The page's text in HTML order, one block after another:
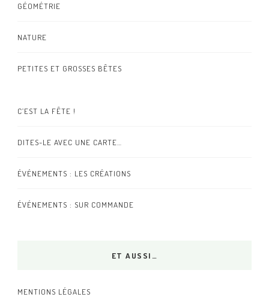
GÉOMÉTRIE
NATURE
PETITES ET GROSSES BÊTES
C’EST LA FÊTE !
DITES-LE AVEC UNE CARTE…
ÉVÉNEMENTS : LES CRÉATIONS
ÉVÉNEMENTS : SUR COMMANDE
ET AUSSI…
MENTIONS LÉGALES